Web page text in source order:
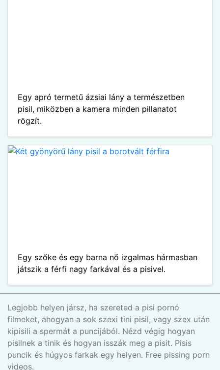
Egy apró termetű ázsiai lány a természetben
pisil, miközben a kamera minden pillanatot
rögzít.
Egy szőke és egy barna nő izgalmas hármasban
játszik a férfi nagy farkával és a pisivel.
Legjobb helyen jársz, ha szereted a pisi pornó
filmeket, ahogyan a sok szexi tini pisil, vagy szex után
kipisili a spermát a puncijából. Nézd végig hogyan
pisilnek a tinik és hogyan isszák meg a pisit. Pisis
puncik és húgyos farkak egy helyen. Free pissing porn
videos.